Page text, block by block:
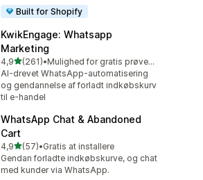
Built for Shopify
KwikEngage: Whatsapp
Marketing
4,9ud af 5 stjerner
(261)
261 anmeldelser i alt
•
Mulighed for gratis prøveperiode
AI-drevet WhatsApp-automatisering
og gendannelse af forladt indkøbskurv
til e-handel
WhatsApp Chat & Abandoned
Cart
4,9ud af 5 stjerner
(57)
57 anmeldelser i alt
•Gratis at installere
Gendan forladte indkøbskurve, og chat
med kunder via WhatsApp.